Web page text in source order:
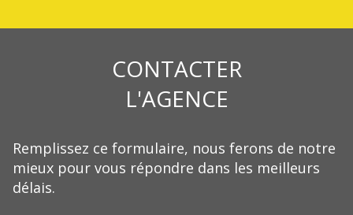
CONTACTER
L'AGENCE
Remplissez ce formulaire, nous ferons de notre
mieux pour vous répondre dans les meilleurs
délais.